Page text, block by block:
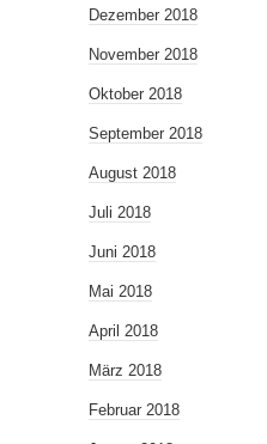
Dezember 2018
November 2018
Oktober 2018
September 2018
August 2018
Juli 2018
Juni 2018
Mai 2018
April 2018
März 2018
Februar 2018